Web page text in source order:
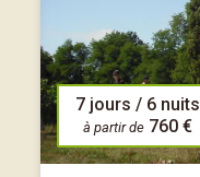
7 jours / 6 nuits
à partir de 760 €